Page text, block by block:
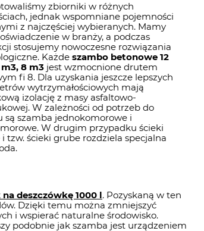
zbiorniki w różnych
jednak wspomniane pojemności
z najczęściej wybieranych. Mamy
w branży, a podczas
stosujemy nowoczesne rozwiązania
Każdeszambo betonowe 12
m3, 8 m3 jest wzmocnione drutem
fi 8. Dla uzyskania jeszcze lepszych
wytrzymałościowych mają
izolację z masy asfaltowo-
W zależności od potrzeb do
są szamba jednokomorowe i
W drugim przypadku ścieki
i tzw. ścieki grube rozdziela specjalna
deszczówkę 1000 l. Pozyskaną w ten
Dzięki temu można zmniejszyć
i wspierać naturalne środowisko.
podobnie jak szamba jest urządzeniem